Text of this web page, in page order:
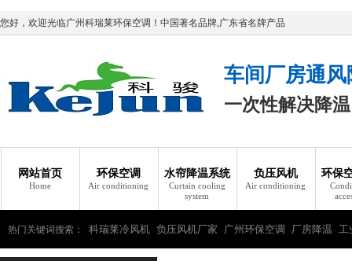
您好，欢迎光临广州科瑞莱环保空调！中国著名品牌,广东省名牌产品
车间厂房通
一次性解决降
网站首页
Home
环保空调
Air conditioning
水帘降温系统
Curtain cooling
system
负压风机
Air conditioning
环保
热门关键词搜索： 科瑞莱冷风机 负压风机厂家 广州环保空调 厂房降温 工